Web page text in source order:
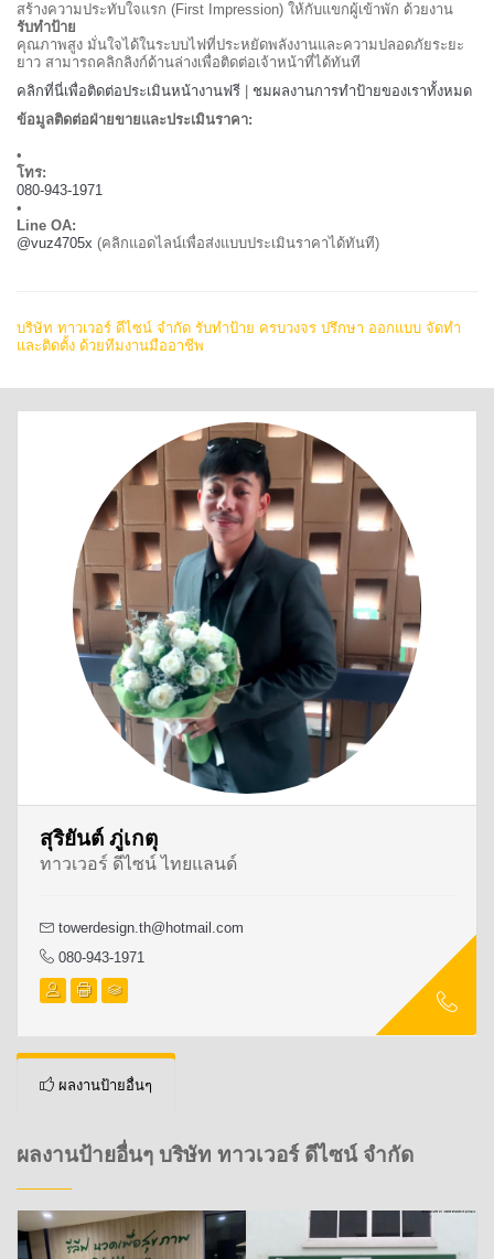
สร้างความประทับใจแรก (First Impression) ให้กับแขกผู้เข้าพัก ด้วยงาน
รับทำป้าย
คุณภาพสูง มั่นใจได้ในระบบไฟที่ประหยัดพลังงานและความปลอดภัยระยะ
ยาว สามารถคลิกลิงก์ด้านล่างเพื่อติดต่อเจ้าหน้าที่ได้ทันที
คลิกที่นี่เพื่อติดต่อประเมินหน้างานฟรี
ชมผลงานการทำป้ายของเราทั้งหมด
ข้อมูลติดต่อฝ่ายขายและประเมินราคา:
•
โทร:
080-943-1971
•
Line OA:
@vuz4705x (คลิกแอดไลน์เพื่อส่งแบบประเมินราคาได้ทันที)
บริษัท ทาวเวอร์ ดีไซน์ จำกัด รับทำป้าย ครบวงจร ปรึกษา ออกแบบ จัดทำ
และติดตั้ง ด้วยทีมงานมืออาชีพ
สุริยันต์ ภู่เกตุ
ทาวเวอร์ ดีไซน์ ไทยแลนด์
towerdesign.th@hotmail.com
080-943-1971
ผลงานป้ายอื่นๆ
ผลงานป้ายอื่นๆ บริษัท ทาวเวอร์ ดีไซน์ จำกัด